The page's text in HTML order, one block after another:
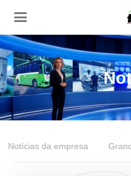
Notícias da empresa